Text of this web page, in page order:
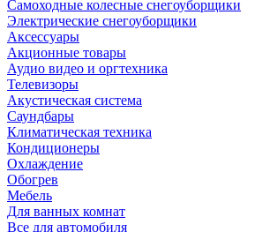
Самоходные колесные снегоуборщики
Электрические снегоуборщики
Аксессуары
Акционные товары
Аудио видео и оргтехника
Телевизоры
Акустическая система
Саундбары
Климатическая техника
Кондиционеры
Охлаждение
Обогрев
Мебель
Для ванных комнат
Все для автомобиля